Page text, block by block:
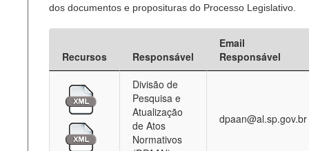
dos documentos e proposituras do Processo Legislativo.
Recursos Responsável
Email
Responsável
Divisão de
Pesquisa e
Atualização
de Atos
Normativos
dpaan@al.sp.gov.br